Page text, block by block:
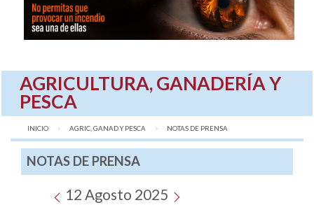
AGRICULTURA, GANADERÍA Y
PESCA
INICIO AGRIC, GANAD Y PESCA AQUÍ:
NOTAS DE PRENSA
NOTAS DE PRENSA
12 Agosto 2025